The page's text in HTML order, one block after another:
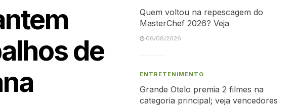
de
Quem voltou na repescagem do
MasterChef 2026? Veja
06/08/2026
ENTRETENIMENTO
Grande Otelo premia 2 filmes na
categoria principal; veja vencedores